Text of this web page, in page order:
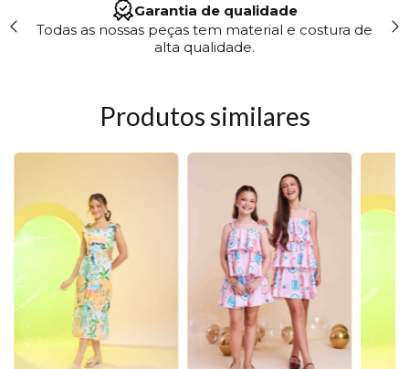
Site 100% Seguro
"Trabalhamos em conformidade com a LGPD,
garantindo segurança e transparência no uso dos
Produtos similares